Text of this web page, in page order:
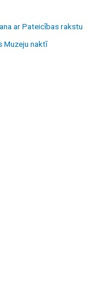
ar Pateicības rakstu
Muzeju naktī